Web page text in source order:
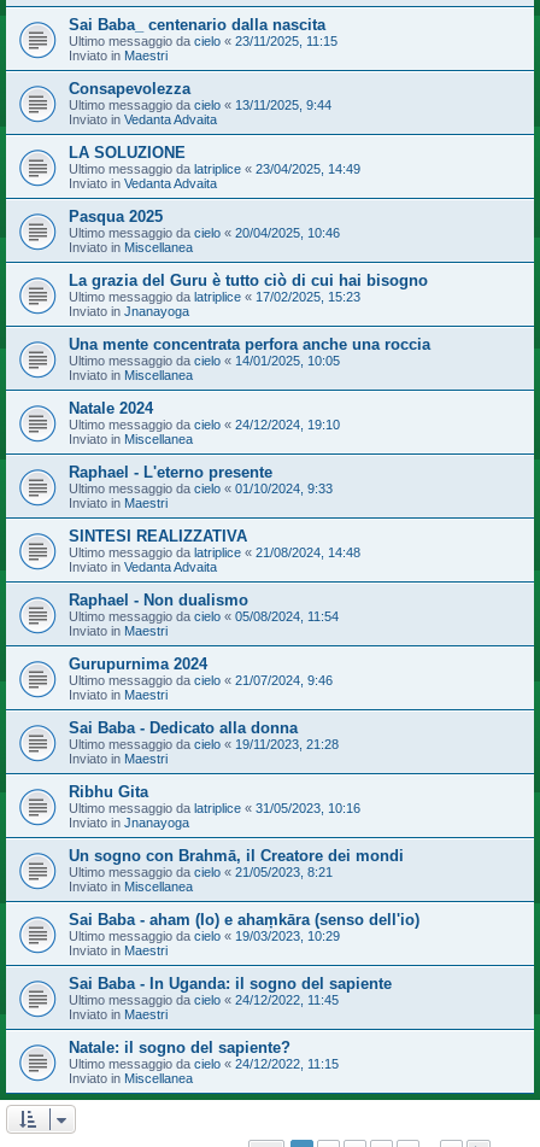
Sai Baba_ centenario dalla nascita
Ultimo messaggio da cielo « 23/11/2025, 11:15
Inviato in Maestri
Consapevolezza
Ultimo messaggio da cielo « 13/11/2025, 9:44
Inviato in Vedanta Advaita
LA SOLUZIONE
Ultimo messaggio da latriplice « 23/04/2025, 14:49
Inviato in Vedanta Advaita
Pasqua 2025
Ultimo messaggio da cielo « 20/04/2025, 10:46
Inviato in Miscellanea
La grazia del Guru è tutto ciò di cui hai bisogno
Ultimo messaggio da latriplice « 17/02/2025, 15:23
Inviato in Jnanayoga
Una mente concentrata perfora anche una roccia
Ultimo messaggio da cielo « 14/01/2025, 10:05
Inviato in Miscellanea
Natale 2024
Ultimo messaggio da cielo « 24/12/2024, 19:10
Inviato in Miscellanea
Raphael - L'eterno presente
Ultimo messaggio da cielo « 01/10/2024, 9:33
Inviato in Maestri
SINTESI REALIZZATIVA
Ultimo messaggio da latriplice « 21/08/2024, 14:48
Inviato in Vedanta Advaita
Raphael - Non dualismo
Ultimo messaggio da cielo « 05/08/2024, 11:54
Inviato in Maestri
Gurupurnima 2024
Ultimo messaggio da cielo « 21/07/2024, 9:46
Inviato in Maestri
Sai Baba - Dedicato alla donna
Ultimo messaggio da cielo « 19/11/2023, 21:28
Inviato in Maestri
Ribhu Gita
Ultimo messaggio da latriplice « 31/05/2023, 10:16
Inviato in Jnanayoga
Un sogno con Brahmā, il Creatore dei mondi
Ultimo messaggio da cielo « 21/05/2023, 8:21
Inviato in Miscellanea
Sai Baba - aham (Io) e ahaṃkāra (senso dell'io)
Ultimo messaggio da cielo « 19/03/2023, 10:29
Inviato in Maestri
Sai Baba - In Uganda: il sogno del sapiente
Ultimo messaggio da cielo « 24/12/2022, 11:45
Inviato in Maestri
Natale: il sogno del sapiente?
Ultimo messaggio da cielo « 24/12/2022, 11:15
Inviato in Miscellanea